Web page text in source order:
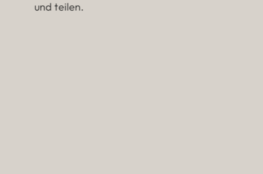
und teilen.